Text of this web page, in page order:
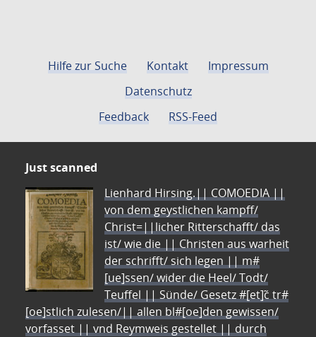
Hilfe zur Suche Kontakt
Impressum
Datenschutz
Feedback
RSS-Feed
Just scanned
Lienhard Hirsing.|| COMOEDIA ||
von dem geystlichen kampff/
Christ=||licher Ritterschafft/ das
ist/ wie die || Christen aus warheit
der schrifft/ sich legen || m#
[ue]ssen/ wider die Heel/ Todt/
Teuffel || Sünde/ Gesetz #[et]c̃ tr#
[oe]stlich zulesen/|| allen bl#[oe]den gewissen/
vorfasset || vnd Reymweis gestellet || durch